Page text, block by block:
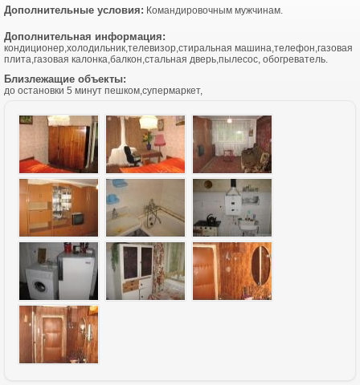
Дополнительные условия: Командировочным мужчинам.
Дополнительная информация:
кондиционер,холодильник,телевизор,стиральная машина,телефон,газовая
плита,газовая калонка,балкон,стальная дверь,пылесос, обогреватель.
Близлежащие объекты:
до остановки 5 минут пешком,супермаркет,